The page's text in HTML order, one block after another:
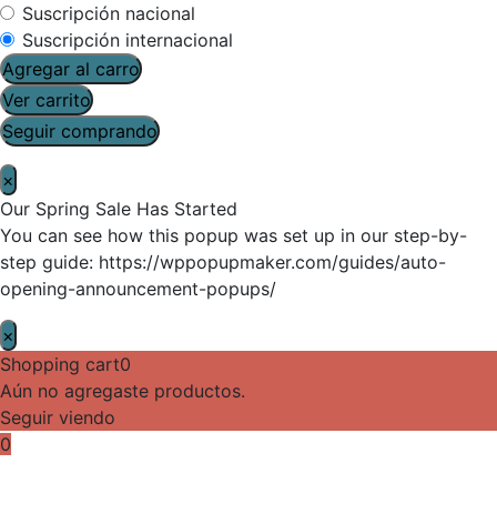
Suscripción nacional
Suscripción internacional
Agregar al carro
Ver carrito
Seguir comprando
×
Our Spring Sale Has Started
You can see how this popup was set up in our step-by-
step guide: https://wppopupmaker.com/guides/auto-
opening-announcement-popups/
×
Shopping cart0
Aún no agregaste productos.
Seguir viendo
0